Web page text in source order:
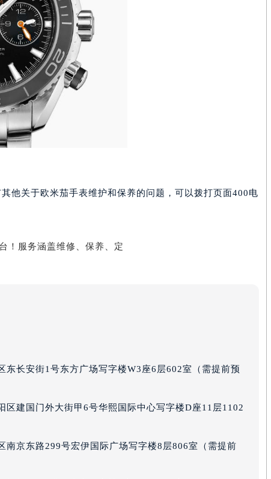
楼9层902室（需提前预约）
融中心写字楼（芙蓉广场）10层13室（需提前预约）
室（需提前预约）
牌授权店）3层整层（需提前预约）
品牌授权店）1层整层（需提前预约）
牌授权店）1层整层（需提前预约）
）C座17层17-B（需提前预约）
（需提前预约）
楼29层03室（需提前预约）
楼9层907室（需提前预约）
层1104室（需提前预约）
C座22层08室（需提前预约）
楼03室（需提前预约）
7楼709室（需提前预约）
（需提前预约）
厦)18层09室（需提前预约）
层06室（需提前预约）
1707室（需提前预约）
他关于欧米茄手表维护和保养的问题，可以拨打页面400电
东长安街1号东方广场写字楼W3座6层602室（需提前预
区建国门外大街甲6号华熙国际中心写字楼D座11层1102
南京东路299号宏伊国际广场写字楼8层806室（需提前